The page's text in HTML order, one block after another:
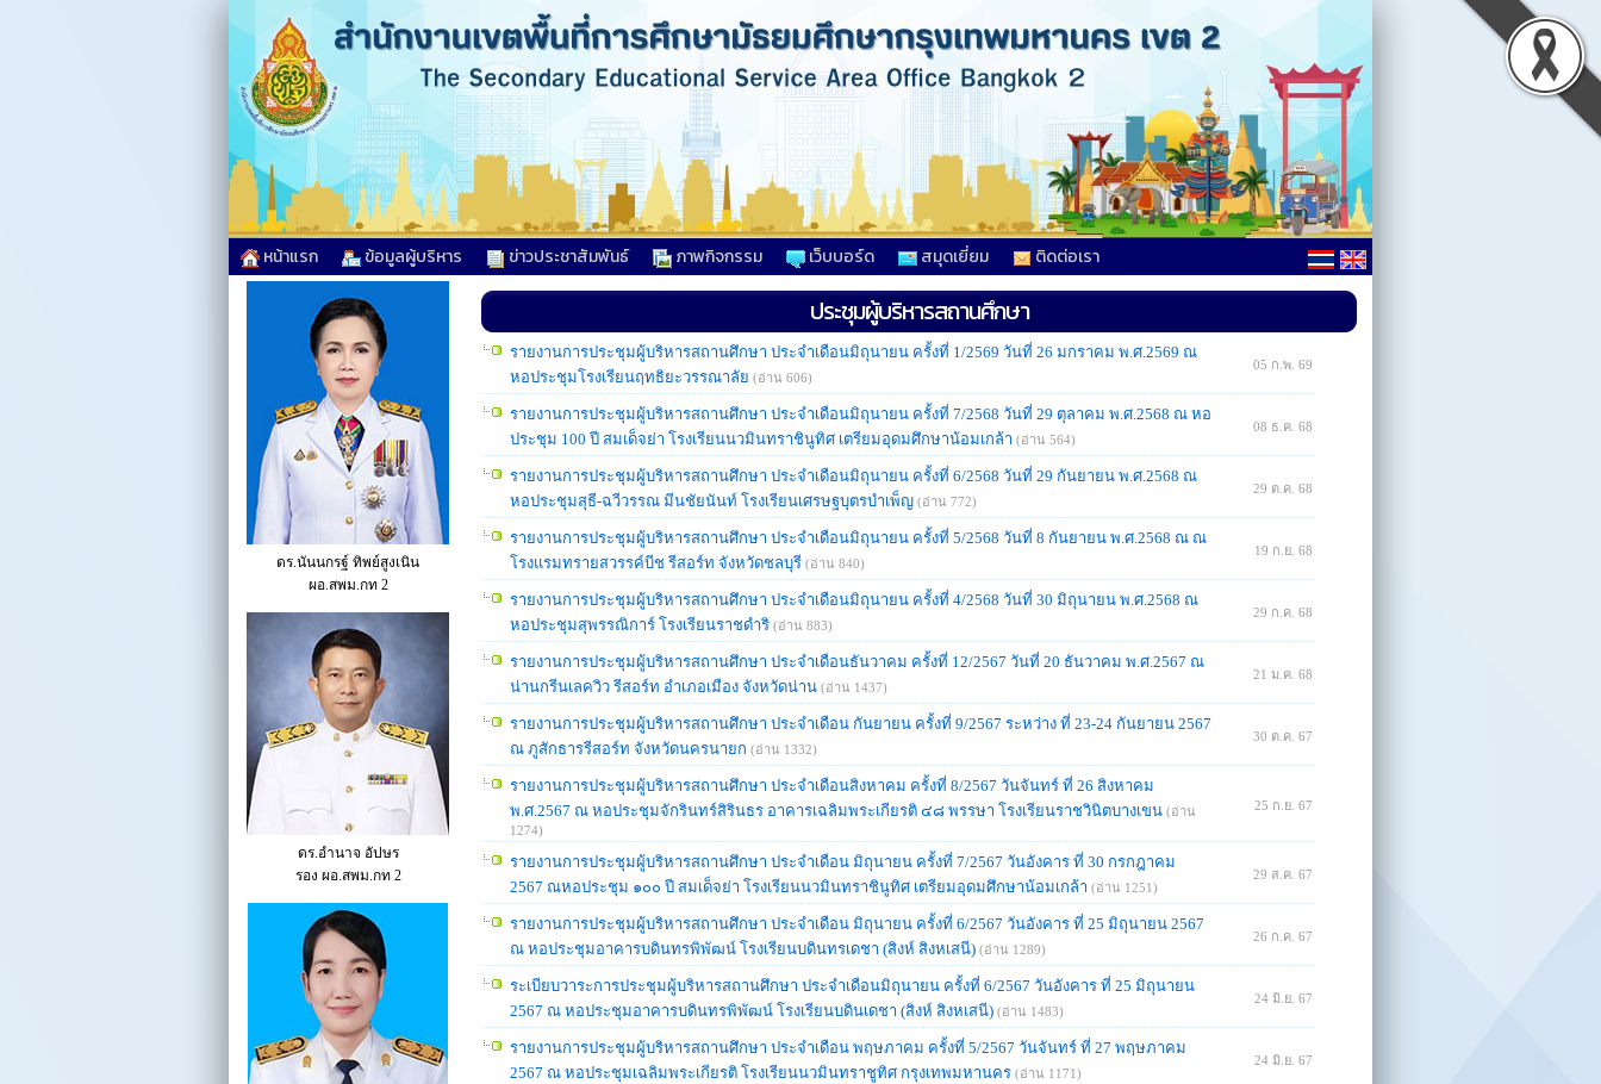
หน้าแรก ข้อมูลผู้บริหาร ข่าวประชาสัมพันธ์ ภาพกิจกรรม เว็บบอร์ด สมุดเยี่ยม ติดต่อเรา
ดร.นันนกรฐ์ ทิพย์สูงเนิน
ผอ.สพม.กท 2
ดร.อำนาจ อัปษร
รอง ผอ.สพม.กท 2
ประชุมผู้บริหารสถานศึกษา
รายงานการประชุมผู้บริหารสถานศึกษา ประจำเดือนมิถุนายน ครั้งที่ 1/2569 วันที่ 26 มกราคม พ.ศ.2569 ณ
หอประชุมโรงเรียนฤทธิยะวรรณาลัย (อ่าน 606)
05 ก.พ. 69
รายงานการประชุมผู้บริหารสถานศึกษา ประจำเดือนมิถุนายน ครั้งที่ 7/2568 วันที่ 29 ตุลาคม พ.ศ.2568 ณ หอ
ประชุม 100 ปี สมเด็จย่า โรงเรียนนวมินทราชินูทิศ เตรียมอุดมศึกษาน้อมเกล้า (อ่าน 564)
08 ธ.ค. 68
รายงานการประชุมผู้บริหารสถานศึกษา ประจำเดือนมิถุนายน ครั้งที่ 6/2568 วันที่ 29 กันยายน พ.ศ.2568 ณ
หอประชุมสุธี-ฉวีวรรณ มีนชัยนันท์ โรงเรียนเศรษฐบุตรบำเพ็ญ (อ่าน 772)
29 ต.ค. 68
รายงานการประชุมผู้บริหารสถานศึกษา ประจำเดือนมิถุนายน ครั้งที่ 5/2568 วันที่ 8 กันยายน พ.ศ.2568 ณ ณ
โรงแรมทรายสวรรค์บีช รีสอร์ท จังหวัดชลบุรี (อ่าน 840)
19 ก.ย. 68
รายงานการประชุมผู้บริหารสถานศึกษา ประจำเดือนมิถุนายน ครั้งที่ 4/2568 วันที่ 30 มิถุนายน พ.ศ.2568 ณ
หอประชุมสุพรรณิการ์ โรงเรียนราชดำริ (อ่าน 883)
29 ก.ค. 68
รายงานการประชุมผู้บริหารสถานศึกษา ประจำเดือนธันวาคม ครั้งที่ 12/2567 วันที่ 20 ธันวาคม พ.ศ.2567 ณ
น่านกรีนเลควิว รีสอร์ท อำเภอเมือง จังหวัดน่าน (อ่าน 1437)
21 ม.ค. 68
รายงานการประชุมผู้บริหารสถานศึกษา ประจำเดือน กันยายน ครั้งที่ 9/2567 ระหว่าง ที่ 23-24 กันยายน 2567
ณ ภูสักธารรีสอร์ท จังหวัดนครนายก (อ่าน 1332)
30 ต.ค. 67
รายงานการประชุมผู้บริหารสถานศึกษา ประจำเดือนสิงหาคม ครั้งที่ 8/2567 วันจันทร์ ที่ 26 สิงหาคม
พ.ศ.2567 ณ หอประชุมจักรินทร์สิรินธร อาคารเฉลิมพระเกียรติ ๔๘ พรรษา โรงเรียนราชวินิตบางเขน (อ่าน
1274)
25 ก.ย. 67
รายงานการประชุมผู้บริหารสถานศึกษา ประจำเดือน มิถุนายน ครั้งที่ 7/2567 วันอังคาร ที่ 30 กรกฎาคม
2567 ณหอประชุม ๑๐๐ ปี สมเด็จย่า โรงเรียนนวมินทราชินูทิศ เตรียมอุดมศึกษาน้อมเกล้า (อ่าน 1251)
29 ส.ค. 67
รายงานการประชุมผู้บริหารสถานศึกษา ประจำเดือน มิถุนายน ครั้งที่ 6/2567 วันอังคาร ที่ 25 มิถุนายน 2567
ณ หอประชุมอาคารบดินทรพิพัฒน์ โรงเรียนบดินทรเดชา (สิงห์ สิงหเสนี) (อ่าน 1289)
26 ก.ค. 67
ระเบียบวาระการประชุมผู้บริหารสถานศึกษา ประจำเดือนมิถุนายน ครั้งที่ 6/2567 วันอังคาร ที่ 25 มิถุนายน
2567 ณ หอประชุมอาคารบดินทรพิพัฒน์ โรงเรียนบดินเดชา (สิงห์ สิงหเสนี) (อ่าน 1483)
24 มิ.ย. 67
รายงานการประชุมผู้บริหารสถานศึกษา ประจำเดือน พฤษภาคม ครั้งที่ 5/2567 วันจันทร์ ที่ 27 พฤษภาคม
2567 ณ หอประชุมเฉลิมพระเกียรติ โรงเรียนนวมินทราชูทิศ กรุงเทพมหานคร (อ่าน 1171)
24 มิ.ย. 67